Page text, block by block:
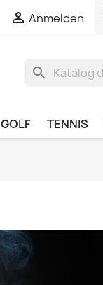
 Anmelden
search
GOLF TENNIS